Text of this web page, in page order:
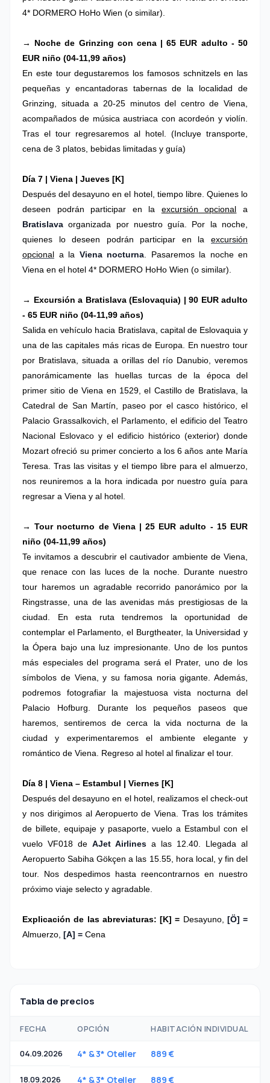
4* DORMERO HoHo Wien (o similar).
→ Noche de Grinzing con cena | 65 EUR adulto - 50
EUR niño (04-11,99 años)
En este tour degustaremos los famosos schnitzels en las
pequeñas y encantadoras tabernas de la localidad de
Grinzing, situada a 20-25 minutos del centro de Viena,
acompañados de música austriaca con acordeón y violín.
Tras el tour regresaremos al hotel. (Incluye transporte,
cena de 3 platos, bebidas limitadas y guía)
Día 7 | Viena | Jueves [K]
Después del desayuno en el hotel, tiempo libre. Quienes lo
deseen podrán participar en la excursión opcional a
Bratislava organizada por nuestro guía. Por la noche,
quienes lo deseen podrán participar en la excursión
opcional a la Viena nocturna
Pasaremos la noche en
Viena en el hotel 4* DORMERO HoHo Wien (o similar).
→ Excursión a Bratislava (Eslovaquia) | 90 EUR adulto
- 65 EUR niño (04-11,99 años)
Salida en vehículo hacia Bratislava, capital de Eslovaquia y
una de las capitales más ricas de Europa. En nuestro tour
por Bratislava, situada a orillas del río Danubio, veremos
panorámicamente las huellas turcas de la época del
primer sitio de Viena en 1529, el Castillo de Bratislava, la
Catedral de San Martín, paseo por el casco histórico, el
Palacio Grassalkovich, el Parlamento, el edificio del Teatro
Nacional Eslovaco y el edificio histórico (exterior) donde
Mozart ofreció su primer concierto a los 6 años ante María
Teresa. Tras las visitas y el tiempo libre para el almuerzo,
nos reuniremos a la hora indicada por nuestro guía para
regresar a Viena y al hotel.
→ Tour nocturno de Viena | 25 EUR adulto - 15 EUR
niño (04-11,99 años)
Te invitamos a descubrir el cautivador ambiente de Viena,
que renace con las luces de la noche. Durante nuestro
tour haremos un agradable recorrido panorámico por la
Ringstrasse, una de las avenidas más prestigiosas de la
ciudad. En esta ruta tendremos la oportunidad de
contemplar el Parlamento, el Burgtheater, la Universidad y
la Ópera bajo una luz impresionante. Uno de los puntos
más especiales del programa será el Prater, uno de los
símbolos de Viena, y su famosa noria gigante. Además,
podremos fotografiar la majestuosa vista nocturna del
Palacio Hofburg. Durante los pequeños paseos que
haremos, sentiremos de cerca la vida nocturna de la
ciudad y experimentaremos el ambiente elegante y
romántico de Viena. Regreso al hotel al finalizar el tour.
Día 8 | Viena – Estambul | Viernes [K]
Después del desayuno en el hotel, realizamos el check-out
y nos dirigimos al Aeropuerto de Viena. Tras los trámites
de billete, equipaje y pasaporte, vuelo a Estambul con el
vuelo VF018 de AJet Airlines a las 12.40. Llegada al
Aeropuerto Sabiha Gökçen a las 15.55, hora local, y fin del
tour. Nos despedimos hasta reencontrarnos en nuestro
próximo viaje selecto y agradable.
Explicación de las abreviaturas: [K] = Desayuno, [Ö] =
Almuerzo, [A] = Cena
Tabla de precios
FECHA OPCIÓN HABITACIÓN INDIVIDUAL
04.09.2026 4* & 3* Oteller 889 €
18.09.2026 4* & 3* Oteller 889 €